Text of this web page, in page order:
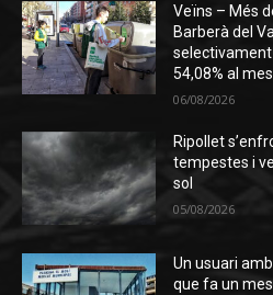
Veïns – Més
Barberà del
54,08% al mes
06/08/2026
Ripollet
tempestes i
sol
05/08/2026
Un usuari
que fa un